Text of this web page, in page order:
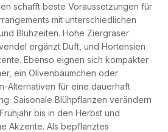
schafft beste Voraussetzungen für
mit unterschiedlichen
Blühzeiten. Hohe Ziergräser
ergänzt Duft, und Hortensien
Ebenso eignen sich kompakter
ein Olivenbäumchen oder
Alternativen für eine dauerhaft
Saisonale Blühpflanzen verändern
bis in den Herbst und
Akzente. Als bepflanztes